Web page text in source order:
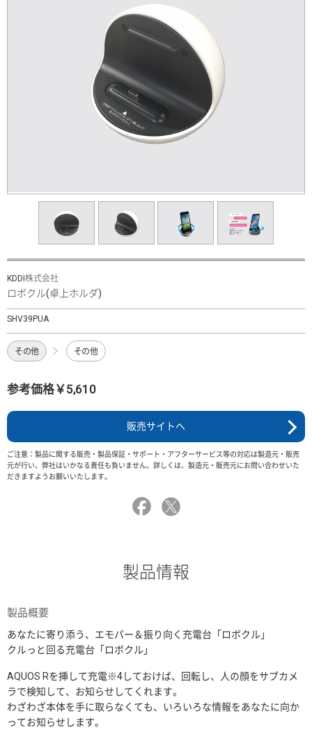
KDDI株式会社
ロボクル(卓上ホルダ)
SHV39PUA
その他 その他
参考価格￥5,610
販売サイトへ
ご注意：製品に関する販売・製品保証・サポート・アフターサービス等の対応は製造元・販売
元が行い、弊社はいかなる責任も負いません。詳しくは、製造元・販売元にお問い合わせいた
だきますようお願いいたします。
製品情報
製品概要
あなたに寄り添う、エモパー＆振り向く充電台「ロボクル」
クルっと回る充電台「ロボクル」
AQUOS Rを挿して充電※4しておけば、回転し、人の顔をサブカメ
ラで検知して、お知らせしてくれます。
わざわざ本体を手に取らなくても、いろいろな情報をあなたに向か
ってお知らせします。